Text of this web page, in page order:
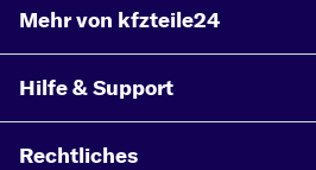
Mehr von kfzteile24
Hilfe & Support
Rechtliches